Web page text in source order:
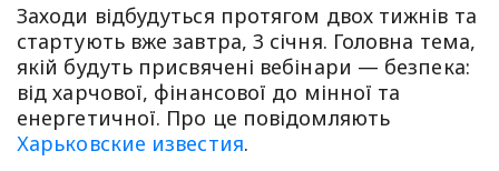
Заходи відбудуться протягом двох тижнів та
стартують вже завтра, 3 січня. Головна тема,
якій будуть присвячені вебінари — безпека:
від харчової, фінансової до мінної та
енергетичної. Про це повідомляють
Харьковские известия.